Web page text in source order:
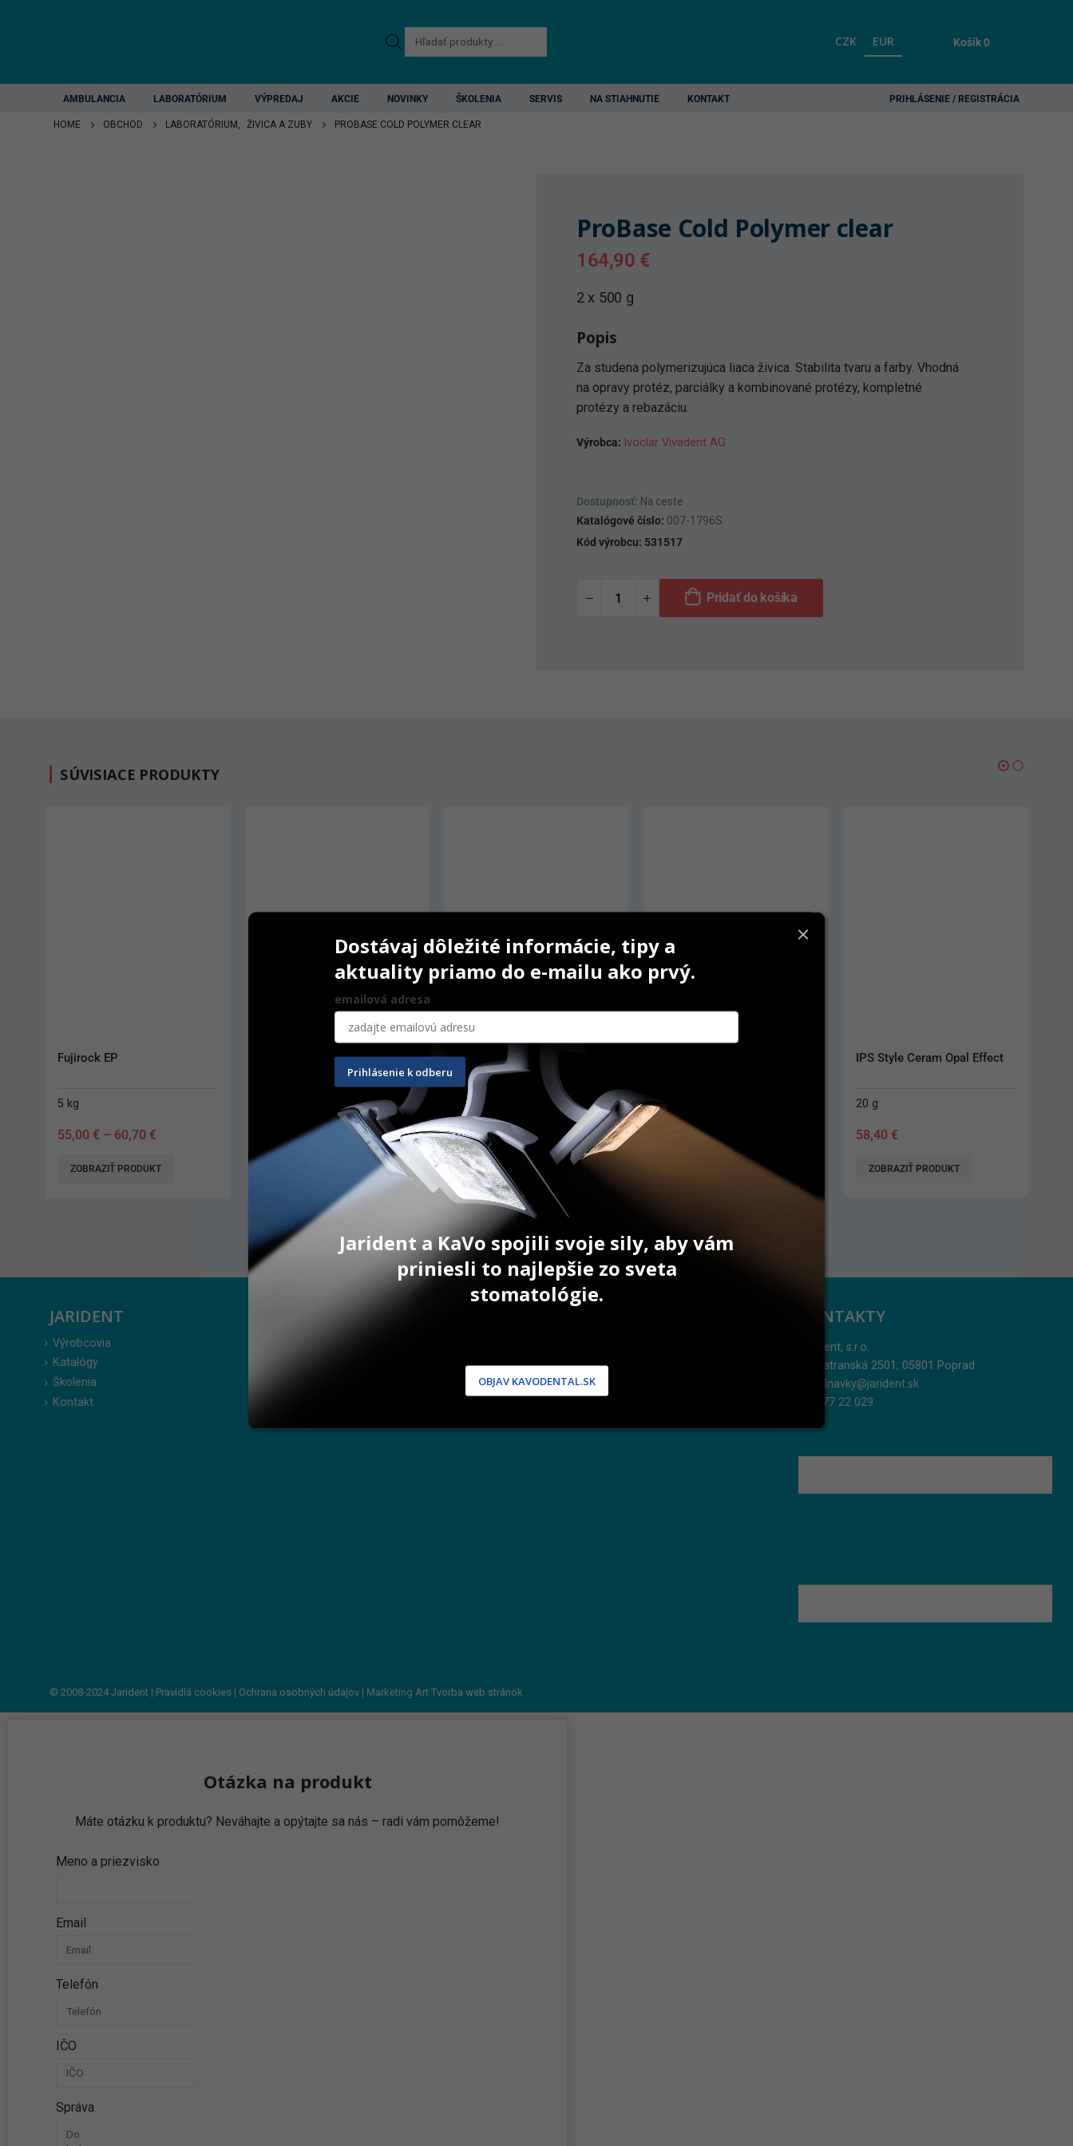
Products
search
CZK EUR Košík0
AMBULANCIA LABORATÓRIUM VÝPREDAJ AKCIE NOVINKY ŠKOLENIA SERVIS NA STIAHNUTIE KONTAKT PRIHLÁSENIE / REGISTRÁCIA
HOME OBCHOD LABORATÓRIUM , ŽIVICA A ZUBY PROBASE COLD POLYMER CLEAR
ProBase Cold Polymer clear
164,90 €
2 x 500 g
Popis
Za studena polymerizujúca liaca živica. Stabilita tvaru a farby. Vhodná
na opravy protéz, parciálky a kombinované protézy, kompletné
protézy a rebazáciu.
Výrobca: Ivoclar Vivadent AG
Dostupnosť: Na ceste
Katalógové číslo: 007-1796S
Kód výrobcu: 531517
Pridať do košíka
SÚVISIACE PRODUKTY
IPS Style Ceram Dentin 20 G
20 g
53,00 € – 55,00 €
ZOBRAZIŤ PRODUKT
IPS Style Ceram Transpa 20 g
€
IPS inLine Opal Effect
20 g
49,80€
ZOBRAZIŤ PRODUKT
20 g
€
ZOBRAZIŤ PRODUKT
IPS e.max Ceram Deep
20 g
77,20 €
ZOBRAZIŤ PRODUKT
JARIDENT
Výrobcovia
Katalógy
Školenia
Kontakt
ZÁKAZNÍCKA ZÓNA
Reklamácie
Servis
KONTAKTY
Jarident, s.r.o.
Podtatranská 2501, 05801 Poprad
objednavky@jarident.sk
052/77 22 029
© 2008-2024Jarident | Pravidlá cookies | Ochrana osobných údajov | Marketing Art Tvorba web stránok
Otázka na produkt
Máte otázku k produktu? Neváhajte a opýtajte sa nás – radi vám pomôžeme!
Meno a priezvisko
Email
Telefón
IČO
Správa
Dostávaj dôležité informácie, tipy a
aktuality priamo do e-mailu ako prvý.
emailová adresa
Prihlásenie k odberu
Jarident a KaVo spojili svoje sily, aby vám
priniesli to najlepšie zo sveta
stomatológie.
OBJAV KAVODENTAL.SK